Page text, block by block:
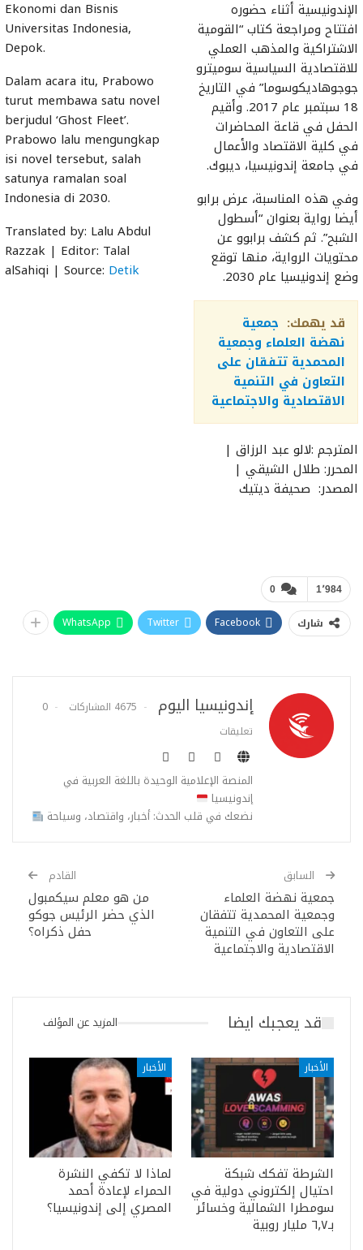
الإندونيسية أثناء حضوره
افتتاح ومراجعة كتاب “القومية
الاشتراكية والمذهب العملي
للاقتصادية السياسية سوميترو
جوجوهاديكوسوما” في التاريخ
18 سبتمبر عام 2017. وأقيم
الحفل في قاعة المحاضرات
في كلية الاقتصاد والأعمال
في جامعة إندونيسيا، ديبوك.
وفي هذه المناسبة، عرض برابو
أيضا رواية بعنوان “أسطول
الشبح”. ثم كشف برابوو عن
محتويات الرواية، منها توقع
وضع إندونيسيا عام 2030.
قد يهمك: جمعية
نهضة العلماء وجمعية
المحمدية تتفقان على
التعاون في التنمية
الاقتصادية والاجتماعية
المترجم :لالو عبد الرزاق |
المحرر: طلال الشيقي |
المصدر: صحيفة ديتيك
Ekonomi dan Bisnis
Universitas Indonesia,
Depok.
Dalam acara itu, Prabowo
turut membawa satu novel
berjudul ‘Ghost Fleet’.
Prabowo lalu mengungkap
isi novel tersebut, salah
satunya ramalan soal
Indonesia di 2030.
Translated by: Lalu Abdul
Razzak | Editor: Talal
alSahiqi | Source: Detik
0 1٬984
شارك Facebook
Twitter
WhatsApp
إندونيسيا اليوم 4675 المشاركات
0
تعليقات
المنصة الإعلامية الوحيدة باللغة العربية في
إندونيسيا
نضعك في قلب الحدث: أخبار، واقتصاد، وسياحة
السابق
جمعية نهضة العلماء
وجمعية المحمدية تتفقان
على التعاون في التنمية
الاقتصادية والاجتماعية
القادم
من هو معلم سيكمبول
الذي حضر الرئيس جوكو
حفل ذكراه؟
قد يعجبك ايضا المزيد عن المؤلف
الأخبار
الشرطة تفكك شبكة
احتيال إلكتروني دولية في
سومطرا الشمالية وخسائر
بـ٦٫٧ مليار روبية
الأخبار
لماذا لا تكفي النشرة
الحمراء لإعادة أحمد
المصري إلى إندونيسيا؟